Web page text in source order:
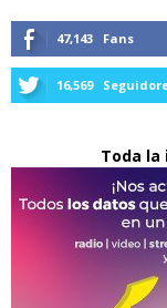
47,143 Fans
16,569
Toda la